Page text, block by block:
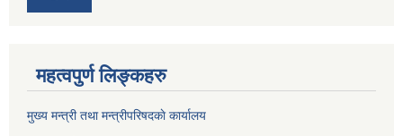
महत्वपुर्ण लिङ्कहरु
मुख्य मन्त्री तथा मन्त्रीपरिषदकाे कार्यालय